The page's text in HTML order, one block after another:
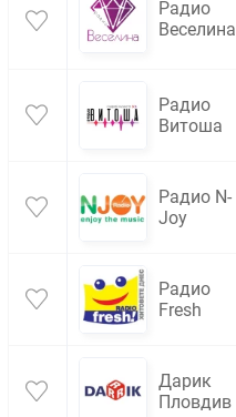
Радио
Веселина
Радио
Витоша
Радио N-
Joy
Радио
Fresh
Дарик
Пловдив